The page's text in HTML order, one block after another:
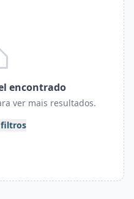
encontrado
ver mais resultados.